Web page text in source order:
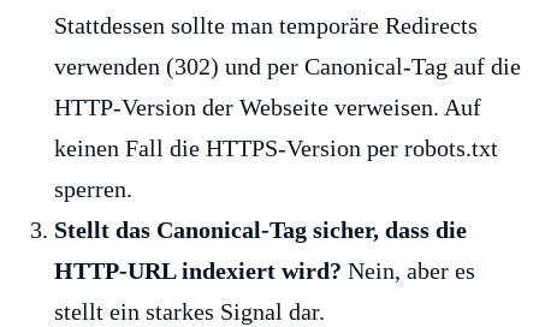
Stattdessen sollte man temporäre Redirects
verwenden (302) und per Canonical-Tag auf die
HTTP-Version der Webseite verweisen. Auf
keinen Fall die HTTPS-Version per robots.txt
sperren.
Stellt das Canonical-Tag sicher, dass die
HTTP-URL indexiert wird? Nein, aber es
stellt ein starkes Signal dar.